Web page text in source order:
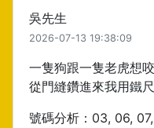
吳先生
2026-07-13 19:38:09
一隻狗跟一隻老虎想
從門縫鑽進來我用鐵
號碼分析：03, 06,